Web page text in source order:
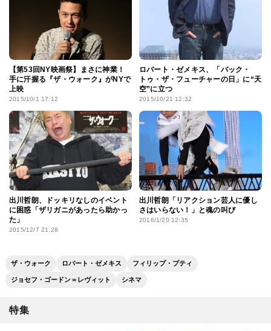
【第53回NY映画祭】まさに神業！
手に汗握る『ザ・ウォーク』がNYで
上映
2015/10/1 17:12
ロバート・ゼメキス、「バック・
トゥ・ザ・フューチャーの日」に“天
空”に立つ
2015/10/21 12:32
出川哲朗、ドッキリなしのイベント
に困惑「ザリガニがあったら助かっ
た」
2015/12/7 21:28
出川哲朗「リアクション芸人に優し
さはいらない！」と魂の叫び
2016/1/20 12:35
ザ・ウォーク ロバート・ゼメキス フィリップ・プティ
ジョセフ・ゴードン＝レヴィット シネマ
特集